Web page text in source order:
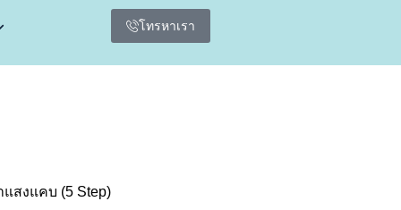
โทรหาเรา
สงแคบ (5 Step)